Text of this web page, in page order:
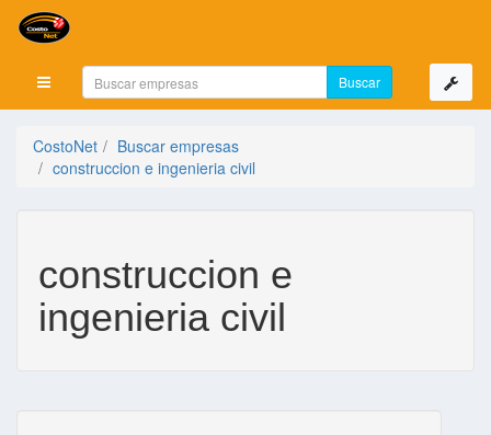
Mostrar menú
CostoNet
Buscar empresas
construccion e ingenieria civil
construccion e
ingenieria civil